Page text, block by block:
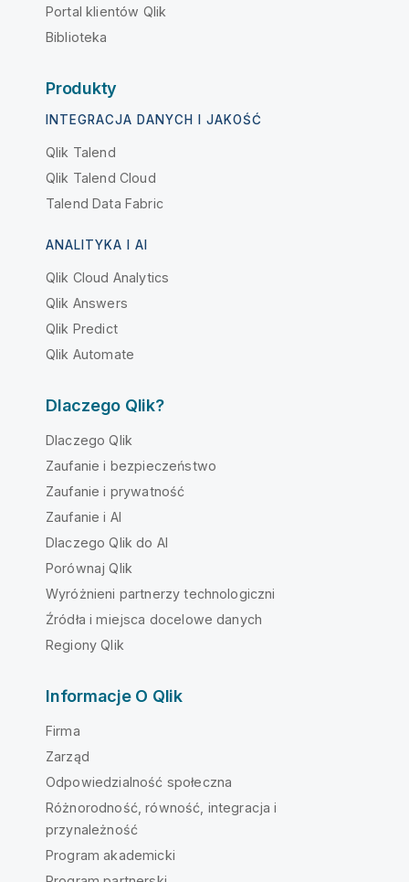
Portal klientów Qlik
Biblioteka
Produkty
INTEGRACJA DANYCH I JAKOŚĆ
Qlik Talend
Qlik Talend Cloud
Talend Data Fabric
ANALITYKA I AI
Qlik Cloud Analytics
Qlik Answers
Qlik Predict
Qlik Automate
Dlaczego Qlik?
Dlaczego Qlik
Zaufanie i bezpieczeństwo
Zaufanie i prywatność
Zaufanie i AI
Dlaczego Qlik do AI
Porównaj Qlik
Wyróżnieni partnerzy technologiczni
Źródła i miejsca docelowe danych
Regiony Qlik
Informacje O Qlik
Firma
Zarząd
Odpowiedzialność społeczna
Różnorodność, równość, integracja i
przynależność
Program akademicki